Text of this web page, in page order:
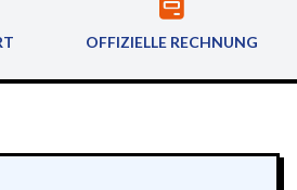
OFFIZIELLE RECHNUNG